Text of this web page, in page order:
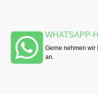
WHATSAPP-
Gerne nehmen wir
an.